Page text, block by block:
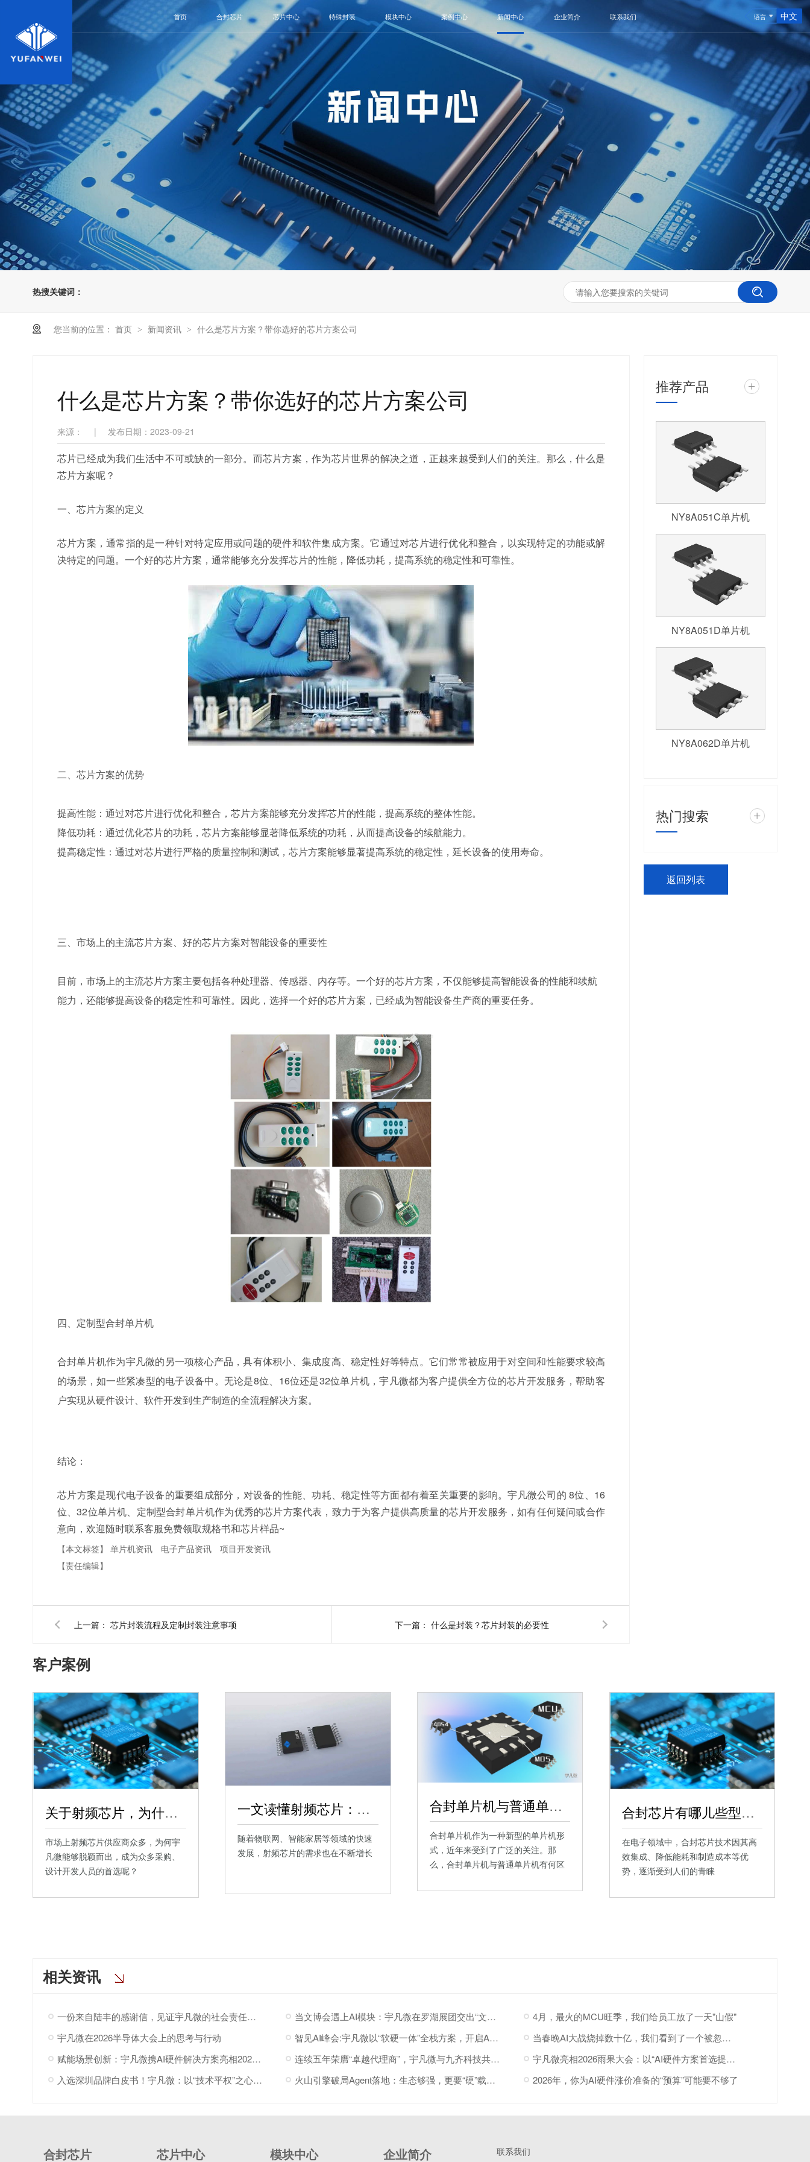
语言 中文
首页 合封芯片 芯片中心 特殊封装 模块中心 案例中心 新闻中心 企业简介 联系我们
热搜关键词：
您当前的位置： 首页 > 新闻资讯 > 什么是芯片方案？带你选好的芯片方案公司
什么是芯片方案？带你选好的芯片方案公司
来源： | 发布日期：2023-09-21
芯片已经成为我们生活中不可或缺的一部分。而芯片方案，作为芯片世界的解决之道，正越来越受到人们的关注。那么，什么是
芯片方案呢？
一、芯片方案的定义
芯片方案，通常指的是一种针对特定应用或问题的硬件和软件集成方案。它通过对芯片进行优化和整合，以实现特定的功能或解
决特定的问题。一个好的芯片方案，通常能够充分发挥芯片的性能，降低功耗，提高系统的稳定性和可靠性。
二、芯片方案的优势
提高性能：通过对芯片进行优化和整合，芯片方案能够充分发挥芯片的性能，提高系统的整体性能。
降低功耗：通过优化芯片的功耗，芯片方案能够显著降低系统的功耗，从而提高设备的续航能力。
提高稳定性：通过对芯片进行严格的质量控制和测试，芯片方案能够显著提高系统的稳定性，延长设备的使用寿命。
三、市场上的主流芯片方案、好的芯片方案对智能设备的重要性
目前，市场上的主流芯片方案主要包括各种处理器、传感器、内存等。一个好的芯片方案，不仅能够提高智能设备的性能和续航
能力，还能够提高设备的稳定性和可靠性。因此，选择一个好的芯片方案，已经成为智能设备生产商的重要任务。
四、定制型合封单片机
合封单片机作为宇凡微的另一项核心产品，具有体积小、集成度高、稳定性好等特点。它们常常被应用于对空间和性能要求较高
的场景，如一些紧凑型的电子设备中。无论是8位、16位还是32位单片机，宇凡微都为客户提供全方位的芯片开发服务，帮助客
户实现从硬件设计、软件开发到生产制造的全流程解决方案。
结论：
芯片方案是现代电子设备的重要组成部分，对设备的性能、功耗、稳定性等方面都有着至关重要的影响。宇凡微公司的8位、16
位、32位单片机、定制型合封单片机作为优秀的芯片方案代表，致力于为客户提供高质量的芯片开发服务，如有任何疑问或合作
意向，欢迎随时联系客服免费领取规格书和芯片样品~
【本文标签】单片机资讯 电子产品资讯
项目开发资讯
【责任编辑】
上一篇： 芯片封装流程及定制封装注意事项 下一篇： 什么是封装？芯片封装的必要性
推荐产品 +
NY8A051C单片机
NY8A051D单片机
NY8A062D单片机
热门搜索 +
返回列表
客户案例
关于射频芯片，为什么这么多人射频芯片采购设计开发找宇凡微？
市场上射频芯片供应商众多，为何宇
凡微能够脱颖而出，成为众多采购、
设计开发人员的首选呢？
一文读懂射频芯片：选型、采购、设计与开发全解析射频芯片
随着物联网、智能家居等领域的快速
发展，射频芯片的需求也在不断增长
合封单片机与普通单片机的区别，合封芯片区别详述
合封单片机作为一种新型的单片机形
式，近年来受到了广泛的关注。那
么，合封单片机与普通单片机有何区
合封芯片有哪儿些型号？合封单片机定制
在电子领域中，合封芯片技术因其高
效集成、降低能耗和制造成本等优
势，逐渐受到人们的青睐
相关资讯
一份来自陆丰的感谢信，见证宇凡微的社会责任之路 当文博会遇上AI模块：宇凡微在罗湖展团交出“文化+科技”新答卷
4月，最火的MCU旺季，我们给员工放了一天"山假"
宇凡微在2026半导体大会上的思考与行动
智见AI峰会:宇凡微以“软硬一体”全栈方案，开启AI硬件落地加速度
当春晚AI大战烧掉数十亿，我们看到了一个被忽视的真相
赋能场景创新：宇凡微携AI硬件解决方案亮相2026“深港同心·罗湖创景”场景创新大会!
连续五年荣膺“卓越代理商”，宇凡微与九齐科技共赴新程
宇凡微亮相2026雨果大会：以“AI硬件方案首选提供商”赋能跨境出海
入选深圳品牌白皮书！宇凡微：以“技术平权”之心，与深圳共赴AI
火山引擎破局Agent落地：生态够强，更要“硬”载体托底 2026年，你为AI硬件涨价准备的“预算”可能要不够了
合封芯片 芯片中心 模块中心 企业简介 联系我们